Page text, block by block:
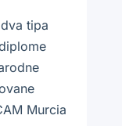
tipa
Murcia